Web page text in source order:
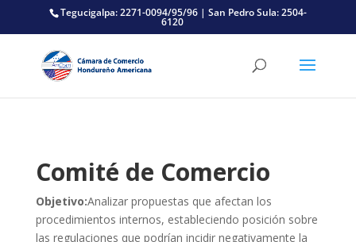
Tegucigalpa: 2271-0094/95/96 | San Pedro Sula: 2504-
6120
Comité de Comercio
Objetivo:Analizar propuestas que afectan los
procedimientos internos, estableciendo posición sobre
las regulaciones que podrían incidir negativamente la